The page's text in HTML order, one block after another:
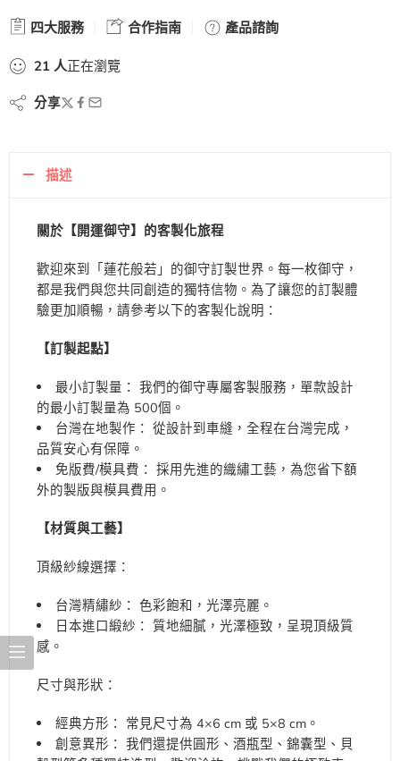
四大服務 合作指南 產品諮詢
21 人正在瀏覽
分享
描述
關於【開運御守】的客製化旅程
歡迎來到「蓮花般若」的御守訂製世界。每一枚御守，
都是我們與您共同創造的獨特信物。為了讓您的訂製體
驗更加順暢，請參考以下的客製化說明：
【訂製起點】
最小訂製量： 我們的御守專屬客製服務，單款設計
的最小訂製量為 500個。
台灣在地製作： 從設計到車縫，全程在台灣完成，
品質安心有保障。
免版費/模具費： 採用先進的織繡工藝，為您省下額
外的製版與模具費用。
【材質與工藝】
頂級紗線選擇：
台灣精繡紗： 色彩飽和，光澤亮麗。
日本進口緞紗： 質地細膩，光澤極致，呈現頂級質
感。
尺寸與形狀：
經典方形： 常見尺寸為 4×6 cm 或 5×8 cm。
創意異形： 我們還提供圓形、酒瓶型、錦囊型、貝